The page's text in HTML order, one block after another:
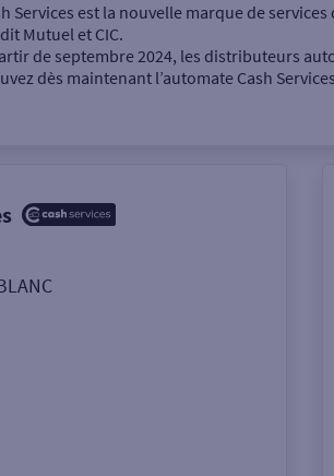
Retrait de billets €
Services est la nouvelle marque de
Mutuel et CIC.
de septembre 2024, les distributeurs
dès maintenant l’automate Cash